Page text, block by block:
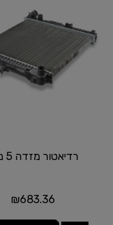
רדיאטור מזדה 5 מ11
₪683.36